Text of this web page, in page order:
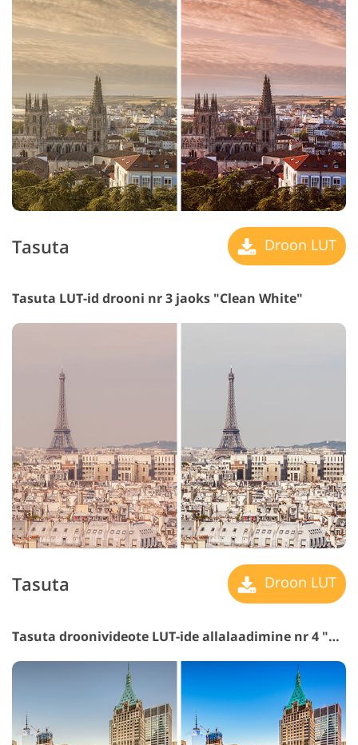
Tasuta Droon LUT
Tasuta LUT-id drooni nr 3 jaoks "Clean White"
Tasuta Droon LUT
Tasuta droonivideote LUT-ide allalaadimine nr 4 "Morning Nature"